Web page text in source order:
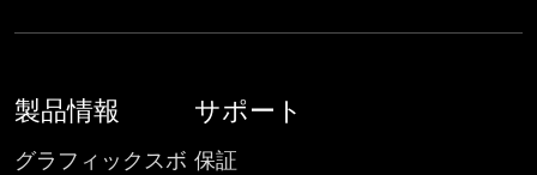
製品情報
グラフィックスボ
サポート
保証